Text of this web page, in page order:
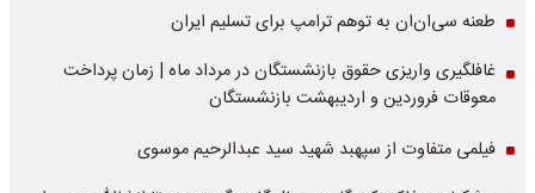
طعنه سی‌ان‌ان به توهم ترامپ برای تسلیم ایران
غافلگیری واریزی حقوق بازنشستگان در مرداد ماه | زمان پرداخت
معوقات فروردین و اردیبهشت بازنشستگان
فیلمی متفاوت از سپهبد شهید سید عبدالرحیم موسوی